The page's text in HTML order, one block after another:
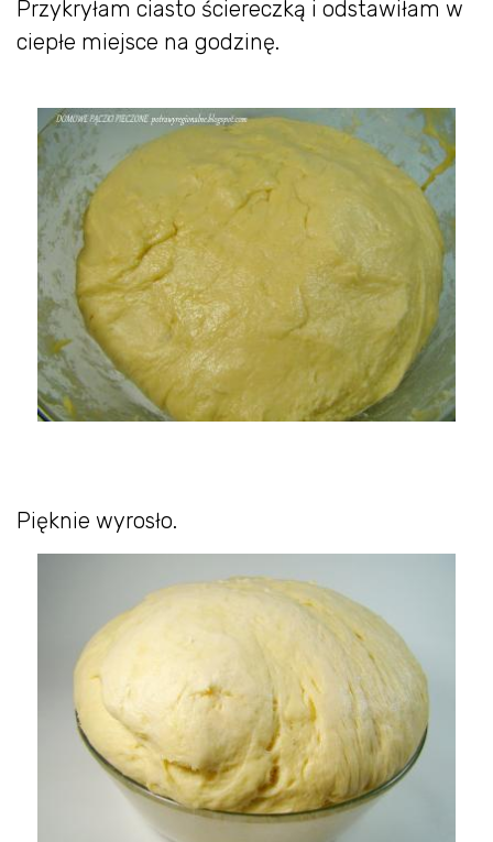
Przykryłam ciasto ściereczką i odstawiłam w
ciepłe miejsce na godzinę.
Pięknie wyrosło.